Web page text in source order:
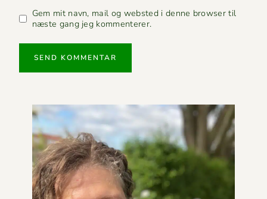
Gem mit navn, mail og websted i denne browser til
næste gang jeg kommenterer.